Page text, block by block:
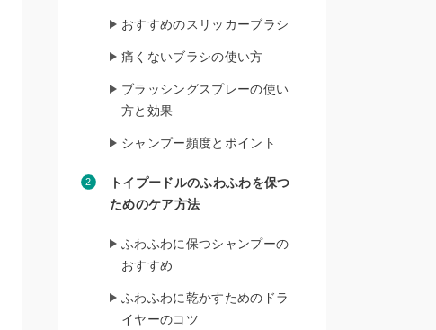
おすすめのスリッカーブラシ
痛くないブラシの使い方
ブラッシングスプレーの使い
方と効果
シャンプー頻度とポイント
トイプードルのふわふわを保つ
ためのケア方法
ふわふわに保つシャンプーの
おすすめ
ふわふわに乾かすためのドラ
イヤーのコツ